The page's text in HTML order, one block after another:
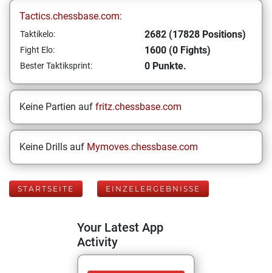
Tactics.chessbase.com:
Taktikelo: 2682 (17828 Positions)
Fight Elo: 1600 (0 Fights)
Bester Taktiksprint: 0 Punkte.
Keine Partien auf fritz.chessbase.com
Keine Drills auf Mymoves.chessbase.com
STARTSEITE EINZELERGEBNISSE
Your Latest App
Activity